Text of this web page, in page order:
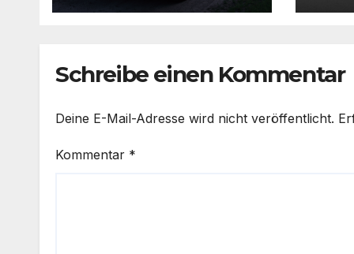
Schreibe einen Kommentar
Deine E-Mail-Adresse wird nicht veröffentlicht.
Kommentar *